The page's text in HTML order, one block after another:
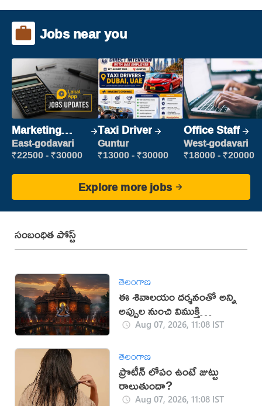
Jobs near you
Marketing
Executive
East-godavari
₹22500 - ₹30000
Taxi Driver
Guntur
₹13000 - ₹30000
Office Staff
West-godavari
₹18000 - ₹20000
Explore more jobs
సంబంధిత పోస్ట్
తెలంగాణ
ఈ శివాలయం దర్శనంతో అన్ని
అప్పుల నుంచి విముక్తి
లభిస్తుందట!
Aug 07, 2026, 11:08 IST
తెలంగాణ
ప్రొటీన్ లోపం ఉంటే జుట్టు
రాలుతుందా?
Aug 07, 2026, 11:08 IST